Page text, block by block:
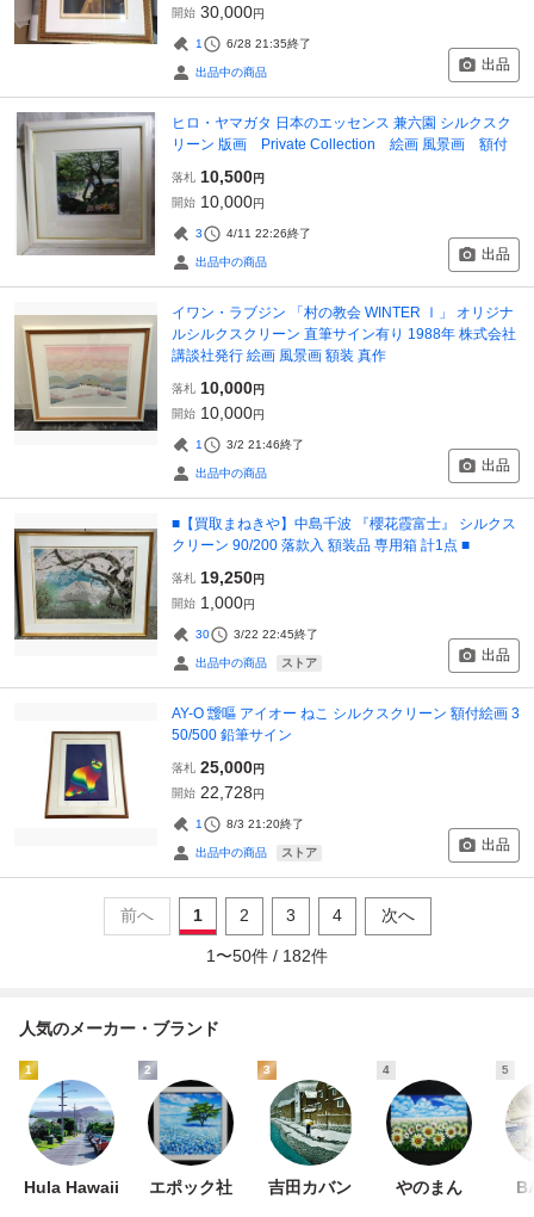
開始 30,000円
1 6/28 21:35終了
出品中の商品 出品
ヒロ・ヤマガタ 日本のエッセンス 兼六園 シルクスク
リーン 版画 Private Collection 絵画 風景画 額付
落札 10,500円
開始 10,000円
3 4/11 22:26終了
出品中の商品 出品
イワン・ラブジン 「村の教会 WINTER Ⅰ」 オリジナ
ルシルクスクリーン 直筆サイン有り 1988年 株式会社
講談社発行 絵画 風景画 額装 真作
落札 10,000円
開始 10,000円
1 3/2 21:46終了
出品中の商品 出品
■【買取まねきや】中島千波 『櫻花霞富士』 シルクス
クリーン 90/200 落款入 額装品 専用箱 計1点 ■
落札 19,250円
開始 1,000円
30 3/22 22:45終了
出品中の商品 ストア 出品
AY-O 靉嘔 アイオー ねこ シルクスクリーン 額付絵画 3
50/500 鉛筆サイン
落札 25,000円
開始 22,728円
1 8/3 21:20終了
出品中の商品 ストア 出品
前へ 1 2 3 4 次へ
1 〜50件 / 182件
人気のメーカー・ブランド
1
Hula Hawaii
2
エポック社
3
吉田カバン
4
やのまん
5